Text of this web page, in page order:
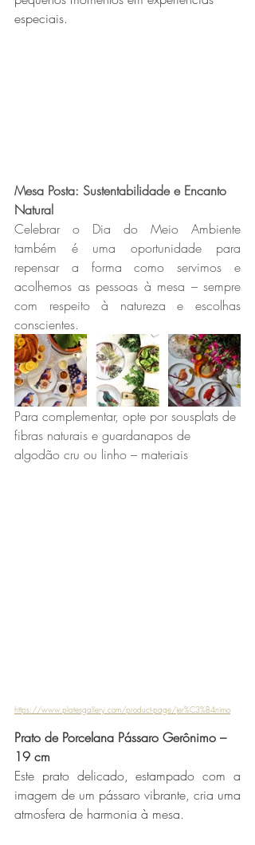
especiais.
Mesa Posta: Sustentabilidade e Encanto
Natural
Celebrar o Dia do Meio Ambiente
também é uma oportunidade para
repensar a forma como servimos e
acolhemos as pessoas à mesa – sempre
com respeito à natureza e escolhas
conscientes.
Para complementar, opte por sousplats de
fibras naturais e guardanapos de
algodão cru ou linho – materiais
https://www.platesgallery.com/product-page/jer%C3%B4nimo
Prato de Porcelana Pássaro Gerônimo –
19 cm
Este prato delicado, estampado com a
imagem de um pássaro vibrante, cria uma
atmosfera de harmonia à mesa.